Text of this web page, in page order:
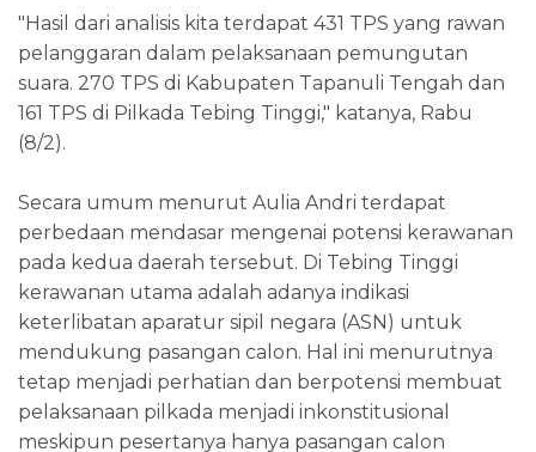
"Hasil dari analisis kita terdapat 431 TPS yang rawan
pelanggaran dalam pelaksanaan pemungutan
suara. 270 TPS di Kabupaten Tapanuli Tengah dan
161 TPS di Pilkada Tebing Tinggi," katanya, Rabu
(8/2).
Secara umum menurut Aulia Andri terdapat
perbedaan mendasar mengenai potensi kerawanan
pada kedua daerah tersebut. Di Tebing Tinggi
kerawanan utama adalah adanya indikasi
keterlibatan aparatur sipil negara (ASN) untuk
mendukung pasangan calon. Hal ini menurutnya
tetap menjadi perhatian dan berpotensi membuat
pelaksanaan pilkada menjadi inkonstitusional
meskipun pesertanya hanya pasangan calon